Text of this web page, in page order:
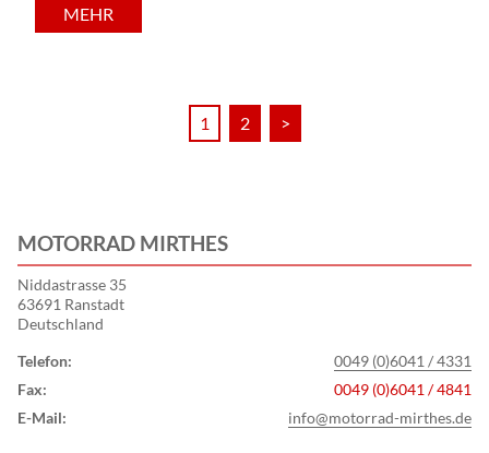
MEHR
1 2 >
MOTORRAD MIRTHES
Niddastrasse 35
63691 Ranstadt
Deutschland
Telefon:
0049 (0)6041 / 4331
Fax:
0049 (0)6041 / 4841
E-Mail:
info@motorrad-mirthes.de